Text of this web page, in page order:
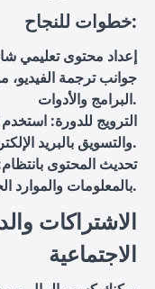
خطوات للنجاح:
إعداد محتوى تعليمي
جوانب ترجمة الفيديو،
البرامج والأدوات.
الترويج للدورة: استخدم
والتسويق بالبريد الإلكتروني لجذب الطلاب.
تحديث المحتوى بانتظام
بالمعلومات والموارد الجديدة لجذب المزيد من الطلاب.
الاجتماعية